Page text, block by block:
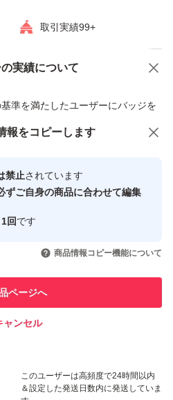
取引実績99+
実績について
準を満たしたユーザーにバッジを
心・安全なユーザーです
引を完了させた実績があります
での取引実績があります
このユーザーは高頻度で24時間以内
＆設定した発送日数内に発送していま
商品への質問
報をコピーします
禁止されています
ずご自身の商品に合わせて編集
回です
商品情報コピー機能について
ページへ
ャンセル
ススメ